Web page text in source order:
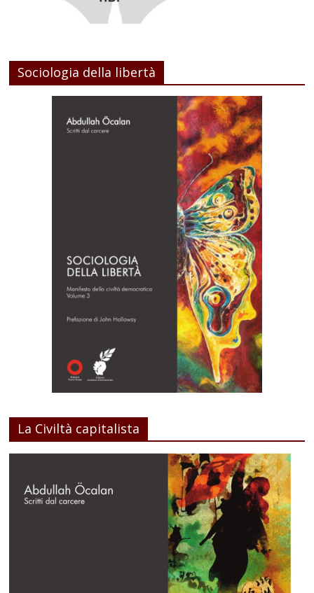
Sociologia della libertà
La Civiltà capitalista